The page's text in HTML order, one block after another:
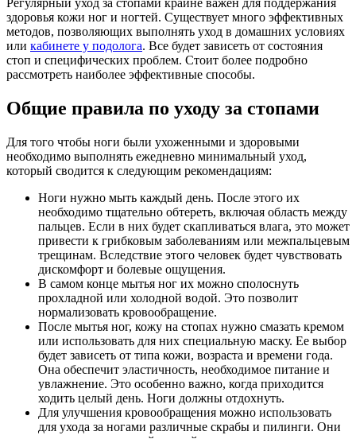
Регулярный уход за стопами крайне важен для поддержания
здоровья кожи ног и ногтей. Существует много эффективных
методов, позволяющих выполнять уход в домашних условиях
или кабинете у подолога. Все будет зависеть от состояния
стоп и специфических проблем. Стоит более подробно
рассмотреть наиболее эффективные способы.
Общие правила по уходу за стопами
Для того чтобы ноги были ухоженными и здоровыми
необходимо выполнять ежедневно минимальный уход,
который сводится к следующим рекомендациям:
Ноги нужно мыть каждый день. После этого их
необходимо тщательно обтереть, включая область между
пальцев. Если в них будет скапливаться влага, это может
привести к грибковым заболеваниям или межпальцевым
трещинам. Вследствие этого человек будет чувствовать
дискомфорт и болевые ощущения.
В самом конце мытья ног их можно сполоснуть
прохладной или холодной водой. Это позволит
нормализовать кровообращение.
После мытья ног, кожу на стопах нужно смазать кремом
или использовать для них специальную маску. Ее выбор
будет зависеть от типа кожи, возраста и времени года.
Она обеспечит эластичность, необходимое питание и
увлажнение. Это особенно важно, когда приходится
ходить целый день. Ноги должны отдохнуть.
Для улучшения кровообращения можно использовать
для ухода за ногами различные скрабы и пилинги. Они